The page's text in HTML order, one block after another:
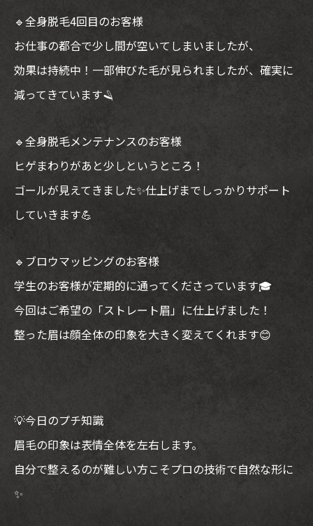
🔹全身脱毛4回目のお客様
お仕事の都合で少し間が空いてしまいましたが、
効果は持続中！一部伸びた毛が見られましたが、確実に
減ってきています🪒
🔹全身脱毛メンテナンスのお客様
ヒゲまわりがあと少しというところ！
ゴールが見えてきました✨仕上げまでしっかりサポート
していきます💪
🔹ブロウマッピングのお客様
学生のお客様が定期的に通ってくださっています🎓
今回はご希望の「ストレート眉」に仕上げました！
整った眉は顔全体の印象を大きく変えてくれます😊
💡今日のプチ知識
眉毛の印象は表情全体を左右します。
自分で整えるのが難しい方こそプロの技術で自然な形に
✨